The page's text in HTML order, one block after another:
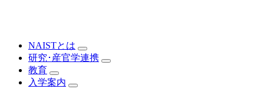
NAISTとは
研究･産官学連携
教育
入学案内